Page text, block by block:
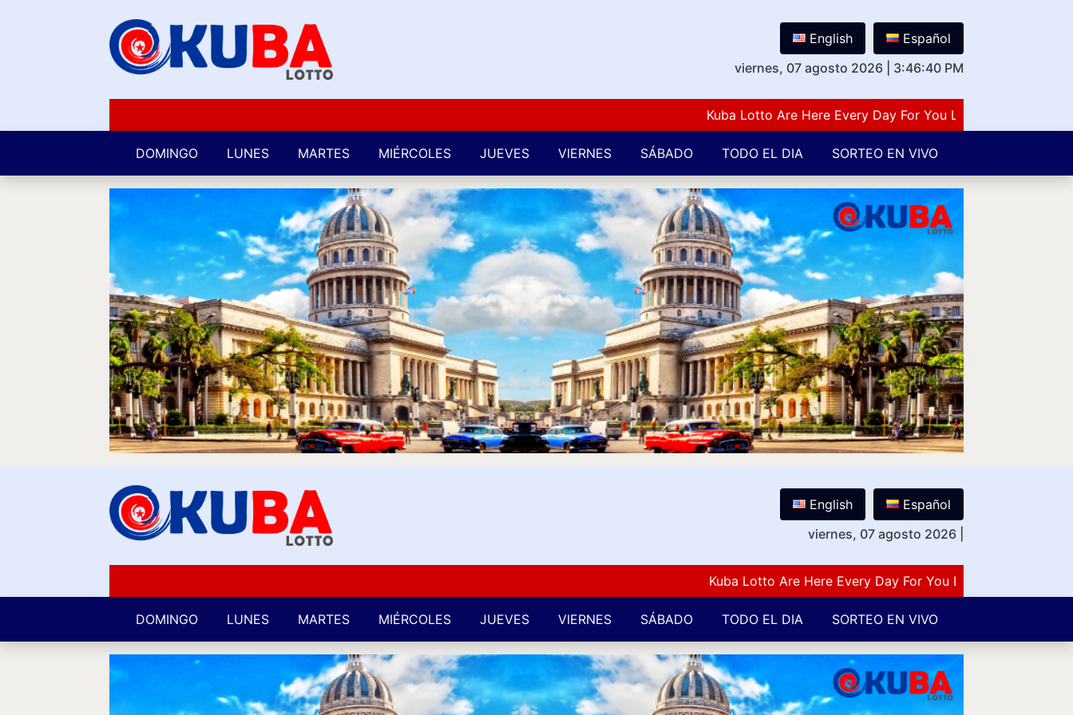
English
Español
viernes, 07 agosto 2026
|3:46:41 PM
Kuba Lotto Are Here Every Day For You Lovers Of Number
DOMINGO LUNES MARTES MIÉRCOLES JUEVES VIERNES SÁBADO TODO EL DIA SORTEO EN VIVO
English
Español
viernes, 07 agosto 2026
Kuba Lotto Are Here Every Day For You Lovers Of Number
DOMINGO LUNES MARTES MIÉRCOLES JUEVES VIERNES SÁBADO TODO EL DIA SORTEO EN VIVO